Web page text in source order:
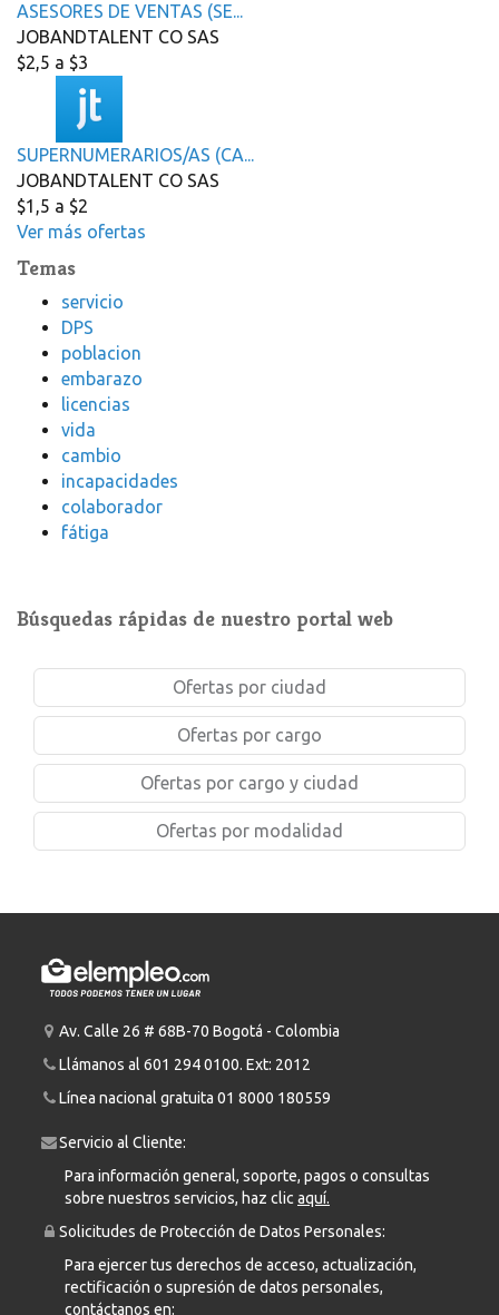
ASESORES DE VENTAS (SE...
JOBANDTALENT CO SAS
$2,5 a $3
SUPERNUMERARIOS/AS (CA...
JOBANDTALENT CO SAS
$1,5 a $2
Ver más ofertas
Temas
servicio
DPS
poblacion
embarazo
licencias
vida
cambio
incapacidades
colaborador
fátiga
Búsquedas rápidas de nuestro portal web
Ofertas por ciudad
Ofertas por cargo
Ofertas por cargo y ciudad
Ofertas por modalidad
Av. Calle 26 # 68B-70 Bogotá - Colombia
Llámanos al 601 294 0100. Ext: 2012
Línea nacional gratuita 01 8000 180559
Servicio al Cliente:
Para información general, soporte, pagos o consultas
sobre nuestros servicios, haz clicaquí.
Solicitudes de Protección de Datos Personales:
Para ejercer tus derechos de acceso, actualización,
rectificación o supresión de datos personales,
contáctanos en: